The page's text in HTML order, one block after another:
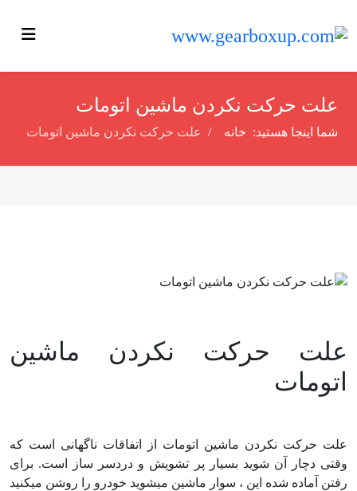
علت حرکت نکردن ماشین اتومات
شما اینجا هستید: خانه علت حرکت نکردن ماشین اتومات
علت حرکت نکردن ماشین
اتومات
علت حرکت نکردن ماشین اتومات از اتفاقات ناگهانی است که
وقتی دچار آن شوید بسیار پر تشویش و دردسر ساز است. برای
رفتن آماده شده این ، سوار ماشین میشوید خودرو را روشن میکنید